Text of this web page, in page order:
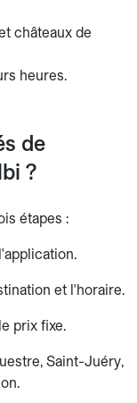
châteaux de
heures.
de
?
étapes :
et l'horaire.
prix fixe.
Saint-Juéry,